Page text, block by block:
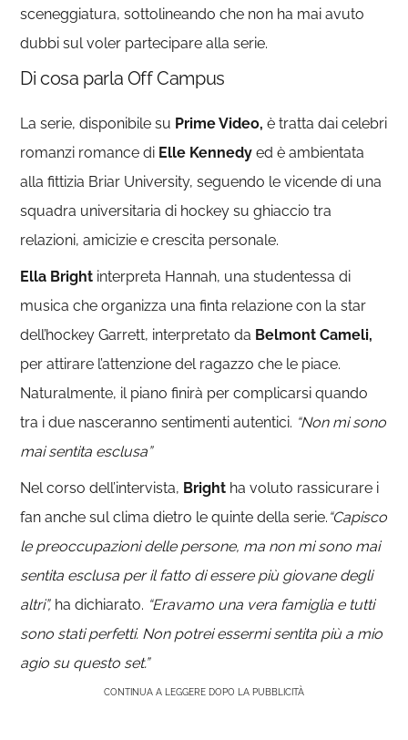
sceneggiatura, sottolineando che non ha mai avuto
dubbi sul voler partecipare alla serie.
Di cosa parla Off Campus
La serie, disponibile su Prime Video, è tratta dai celebri
romanzi romance di Elle Kennedy ed è ambientata
alla fittizia Briar University, seguendo le vicende di una
squadra universitaria di hockey su ghiaccio tra
relazioni, amicizie e crescita personale.
Ella Bright interpreta Hannah, una studentessa di
musica che organizza una finta relazione con la star
dell’hockey Garrett, interpretato da Belmont Cameli,
per attirare l’attenzione del ragazzo che le piace.
Naturalmente, il piano finirà per complicarsi quando
tra i due nasceranno sentimenti autentici. “Non mi sono
mai sentita esclusa”
Nel corso dell’intervista, Bright ha voluto rassicurare i
fan anche sul clima dietro le quinte della serie. “Capisco
le preoccupazioni delle persone, ma non mi sono mai
sentita esclusa per il fatto di essere più giovane degli
altri”, ha dichiarato. “Eravamo una vera famiglia e tutti
sono stati perfetti. Non potrei essermi sentita più a mio
agio su questo set.”
CONTINUA A LEGGERE DOPO LA PUBBLICITÀ